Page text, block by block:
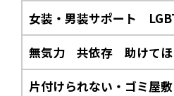
女装・男装サポート
無気力 共依存 助けてほ
片付けられない・ゴミ屋敷